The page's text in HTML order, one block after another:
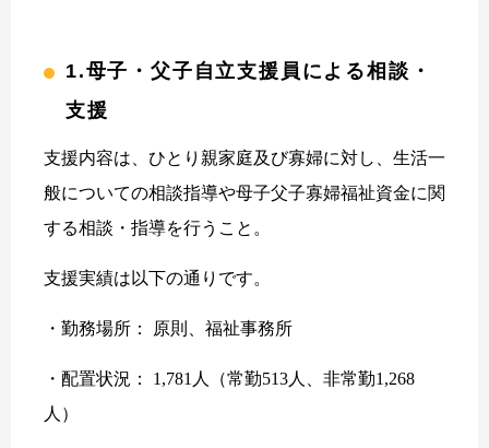
1.母子・父子自立支援員による相談・
支援
支援内容は、ひとり親家庭及び寡婦に対し、生活一
般についての相談指導や母子父子寡婦福祉資金に関
する相談・指導を行うこと。
支援実績は以下の通りです。
・勤務場所： 原則、福祉事務所
・配置状況： 1,781人（常勤513人、非常勤1,268
人）